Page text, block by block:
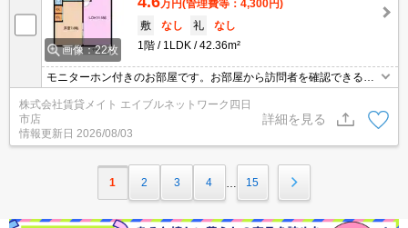
画像：22枚
万円(管理費等：4,300円)
敷
なし 礼
なし
1階
1LDK 42.36m²
モニターホン付きのお部屋です。お部屋から訪問者を確認できるの
でセキュリティ面はもちろん知らない人やセールスに対応する必要
もありません。
株式会社賃貸メイト エイブルネットワーク四日
市店
情報更新日 2026/08/03
詳細を見る
1 2 3 4 15